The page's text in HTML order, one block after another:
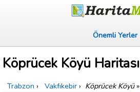
Önemli Yerler
Köprücek Köyü Haritası
Trabzon › Vakfıkebir › Köprücek Köyü»